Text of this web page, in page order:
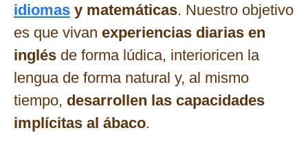
idiomas y matemáticas. Nuestro objetivo
es que vivan experiencias diarias en
inglés de forma lúdica, interioricen la
lengua de forma natural y, al mismo
tiempo, desarrollen las capacidades
implícitas al ábaco.